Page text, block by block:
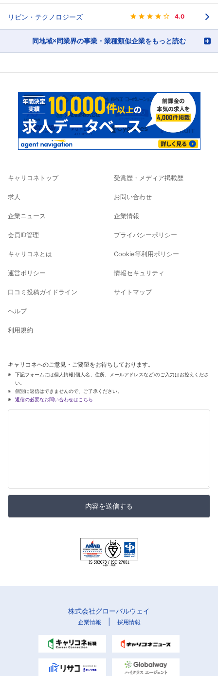
リビン・テクノロジーズ 4.0
同地域×同業界の事業・業種類似企業をもっと読む
キャリコネトップ
求人
企業ニュース
会員ID管理
キャリコネとは
運営ポリシー
口コミ投稿ガイドライン
ヘルプ
利用規約
受賞歴・メディア掲載歴
お問い合わせ
企業情報
プライバシーポリシー
Cookie等利用ポリシー
情報セキュリティ
サイトマップ
キャリコネへのご意見・ご要望をお待ちしております。
下記フォームには個人情報(個人名、住所、メールアドレスなど)のご入力はお控えくださ
い。
個別に返信はできませんので、ご了承ください。
返信の必要なお問い合わせはこちら
内容を送信する
株式会社グローバルウェイ
企業情報 採用情報